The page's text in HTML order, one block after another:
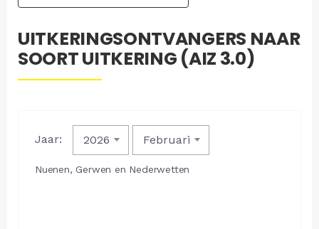
UITKERINGSONTVANGERS NAAR
SOORT UITKERING (AIZ 3.0)